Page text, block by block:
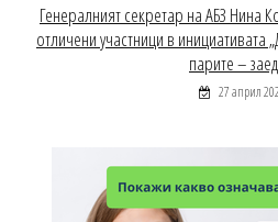
Генералният секретар на АБЗ Нина
отличени участници в
парите –
27 април